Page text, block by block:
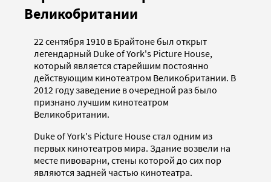
Великобритании
22 сентября 1910 в Брайтоне был открыт
легендарный Duke of York's Picture House,
который является старейшим постоянно
действующим кинотеатром Великобритании. В
2012 году заведение в очередной раз было
признано лучшим кинотеатром
Великобритании.
Duke of York's Picture House стал одним из
первых кинотеатров мира. Здание возвели на
месте пивоварни, стены которой до сих пор
являются задней частью кинотеатра.